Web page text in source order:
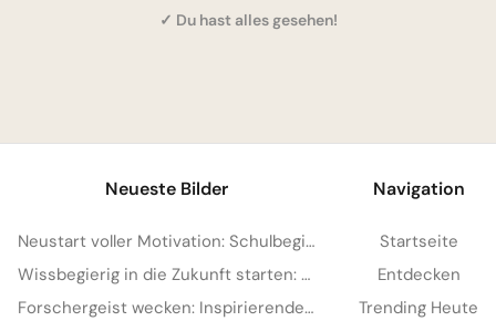
✓ Du hast alles gesehen!
Neueste Bilder
Neustart voller Motivation: Schulbeginn inspirieren und auf TikTok verbreiten!
Wissbegierig in die Zukunft starten: Dein 'Lesen bildet' Bild für Snapchat
Forschergeist wecken: Inspirierende Schulstart-Bilder für Facebook
Navigation
Startseite
Entdecken
Trending Heute